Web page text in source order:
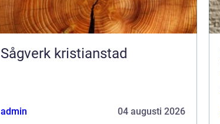
Sågverk kristianstad
admin 04 augusti 2026